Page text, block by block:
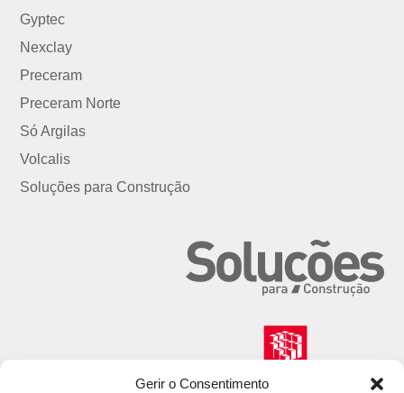
Gerir o Consentimento
Gyptec
Nexclay
Preceram
Preceram Norte
Só Argilas
Volcalis
Soluções para Construção